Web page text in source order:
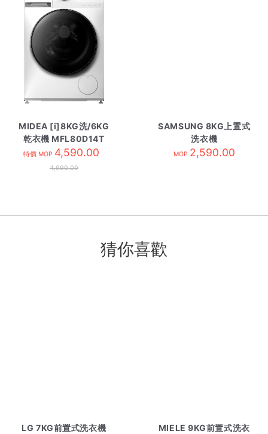
MIDEA [i]8KG洗/6KG
乾衣機 MFL80D14T
特價 MOP 4,590.00
4,990.00
SAMSUNG 8KG上置式
洗衣機
WA40F08DFWSH 白色
MOP 2,590.00
猜你喜歡
LG 7KG前置式洗衣機
MIELE 9KG前置式洗衣